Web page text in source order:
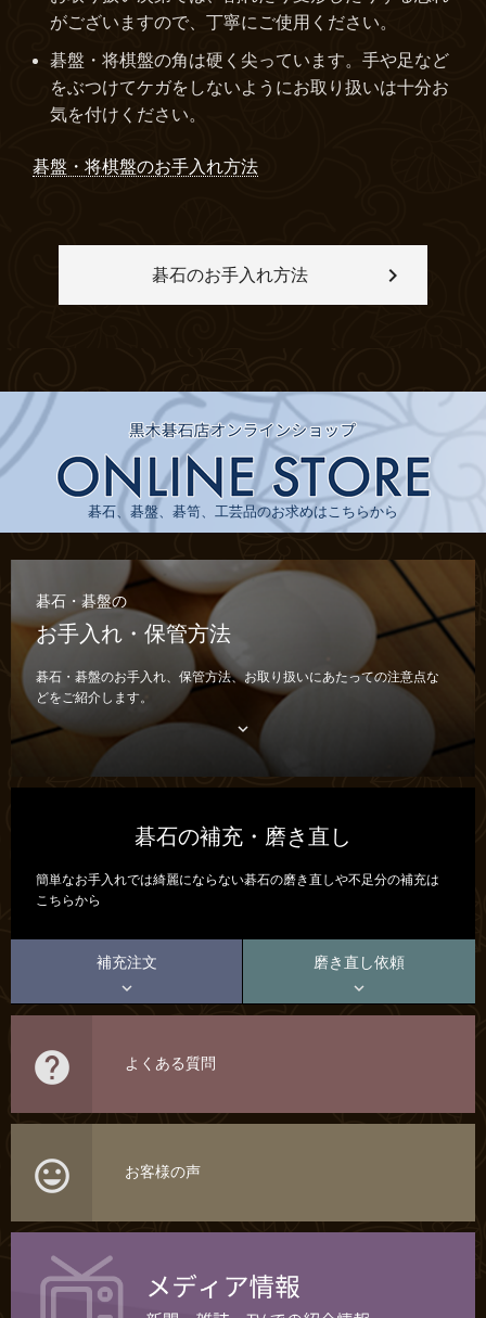
がございますので、丁寧にご使用ください。
碁盤・将棋盤の角は硬く尖っています。手や足など
をぶつけてケガをしないようにお取り扱いは十分お
気を付けください。
碁盤・将棋盤のお手入れ方法
碁石のお手入れ方法 
碁石、碁盤、碁笥、工芸品のお求めはこちらから
碁石・碁盤の
お手入れ・保管方法
碁石・碁盤のお手入れ、保管方法、お取り扱いにあたっての注意点な
どをご紹介します。

碁石の補充・磨き直し
簡単なお手入れでは綺麗にならない碁石の磨き直しや不足分の補充は
こちらから
補充注文

磨き直し依頼

 よくある質問
 お客様の声